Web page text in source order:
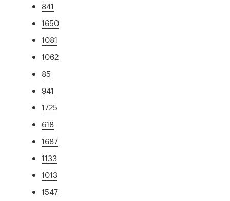
841
1650
1081
1062
85
941
1725
618
1687
1133
1013
1547